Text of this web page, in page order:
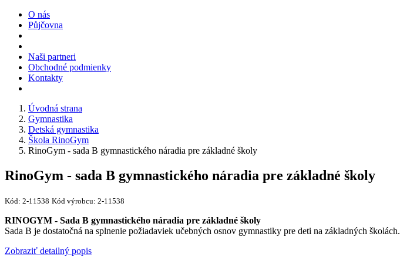
O nás
Půjčovna
Naši partneri
Obchodné podmienky
Kontakty
Úvodná strana
Gymnastika
Detská gymnastika
Škola RinoGym
RinoGym - sada B gymnastického náradia pre základné školy
RinoGym - sada B gymnastického náradia pre základné školy
Kód: 2-11538 Kód výrobcu: 2-11538
RINOGYM - Sada B gymnastického náradia pre základné školy
Sada B je dostatočná na splnenie požiadaviek učebných osnov gymnastiky pre deti na základných školách.
Zobraziť detailný popis